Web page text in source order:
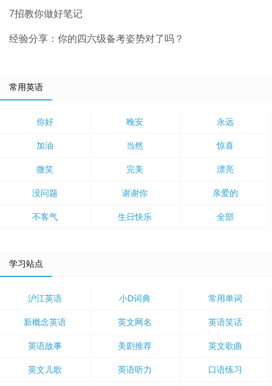
7招教你做好笔记
经验分享：你的四六级备考姿势对了吗？
常用英语
你好 晚安 永远
加油 当然 惊喜
微笑 完美 漂亮
没问题 谢谢你 亲爱的
不客气 生日快乐 全部
学习站点
沪江英语 小D词典 常用单词
新概念英语 英文网名 英语笑话
英语故事 美剧推荐 英文歌曲
英文儿歌 英语听力 口语练习